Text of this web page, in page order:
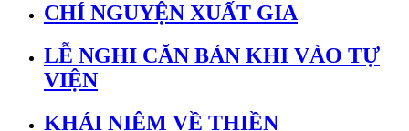
CHÍ NGUYỆN XUẤT GIA
LỄ NGHI CĂN BẢN KHI VÀO TỰ
VIỆN
KHÁI NIỆM VỀ THIỀN